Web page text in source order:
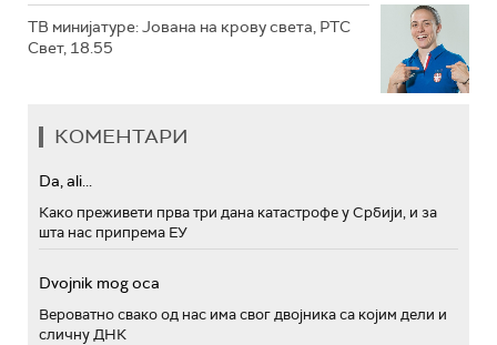
ТВ минијатуре: Јована на крову света, РТС
Свет, 18.55
КОМЕНТАРИ
Da, ali...
Како преживети прва три дана катастрофе у Србији, и за
шта нас припрема ЕУ
Dvojnik mog oca
Вероватно свако од нас има свог двојника са којим дели и
сличну ДНК